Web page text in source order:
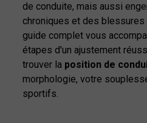
de conduite, mais aussi
chroniques et des blessures
guide complet vous
étapes d'un ajustement
trouver la position de
morphologie, votre
sportifs.